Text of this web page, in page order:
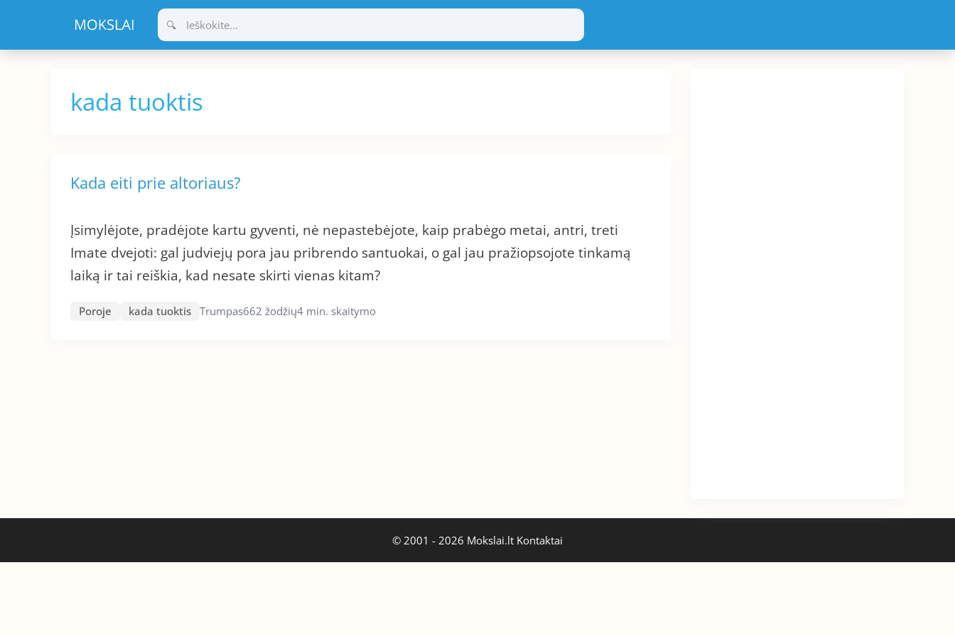
turinio
kada tuoktis
Kada eiti prie altoriaus?
Įsimylėjote, pradėjote kartu gyventi, nė nepastebėjote, kaip prabėgo metai, antri, treti
Imate dvejoti: gal judviejų pora jau pribrendo santuokai, o gal jau pražiopsojote tinkamą
laiką ir tai reiškia, kad nesate skirti vienas kitam?
Poroje kada tuoktis Trumpas662 žodžių4 min. skaitymo
© 2001 - 2026 Mokslai.lt Kontaktai